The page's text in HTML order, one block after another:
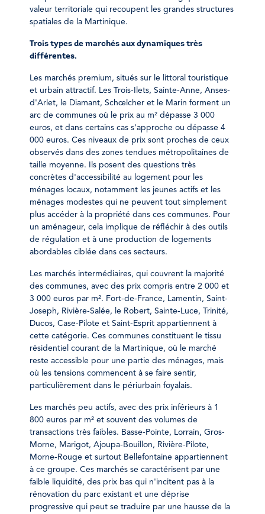
valeur territoriale qui recoupent les grandes structures
spatiales de la Martinique.
Trois types de marchés aux dynamiques très
différentes.
Les marchés premium, situés sur le littoral touristique
et urbain attractif. Les Trois-Ilets, Sainte-Anne, Anses-
d'Arlet, le Diamant, Schœlcher et le Marin forment un
arc de communes où le prix au m² dépasse 3 000
euros, et dans certains cas s'approche ou dépasse 4
000 euros. Ces niveaux de prix sont proches de ceux
observés dans des zones tendues métropolitaines de
taille moyenne. Ils posent des questions très
concrètes d'accessibilité au logement pour les
ménages locaux, notamment les jeunes actifs et les
ménages modestes qui ne peuvent tout simplement
plus accéder à la propriété dans ces communes. Pour
un aménageur, cela implique de réfléchir à des outils
de régulation et à une production de logements
abordables ciblée dans ces secteurs.
Les marchés intermédiaires, qui couvrent la majorité
des communes, avec des prix compris entre 2 000 et
3 000 euros par m². Fort-de-France, Lamentin, Saint-
Joseph, Rivière-Salée, le Robert, Sainte-Luce, Trinité,
Ducos, Case-Pilote et Saint-Esprit appartiennent à
cette catégorie. Ces communes constituent le tissu
résidentiel courant de la Martinique, où le marché
reste accessible pour une partie des ménages, mais
où les tensions commencent à se faire sentir,
particulièrement dans le périurbain foyalais.
Les marchés peu actifs, avec des prix inférieurs à 1
800 euros par m² et souvent des volumes de
transactions très faibles. Basse-Pointe, Lorrain, Gros-
Morne, Marigot, Ajoupa-Bouillon, Rivière-Pilote,
Morne-Rouge et surtout Bellefontaine appartiennent
à ce groupe. Ces marchés se caractérisent par une
faible liquidité, des prix bas qui n'incitent pas à la
rénovation du parc existant et une déprise
progressive qui peut se traduire par une hausse de la